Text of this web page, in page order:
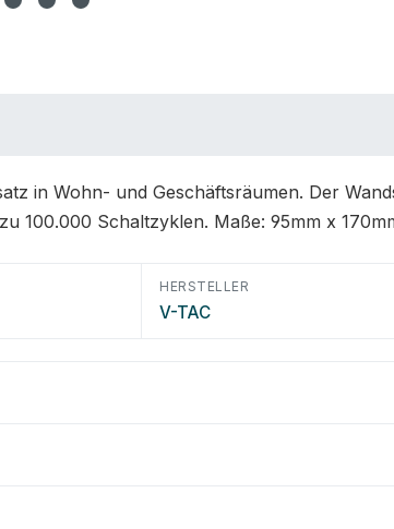
in Wohn- und Geschäftsräumen. Der
100.000 Schaltzyklen. Maße: 95mm x
HERSTELLER
V-TAC